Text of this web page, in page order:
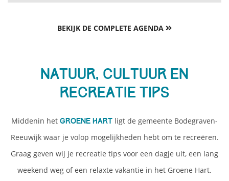
BEKIJK DE COMPLETE AGENDA
Natuur, cultuur en
recreatie tips
Middenin het Groene Hart ligt de gemeente Bodegraven-
Reeuwijk waar je volop mogelijkheden hebt om te recreëren.
Graag geven wij je recreatie tips voor een dagje uit, een lang
weekend weg of een relaxte vakantie in het Groene Hart.